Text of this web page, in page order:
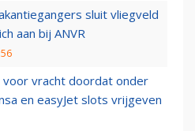
sluit vliegveld
aan bij ANVR
vracht doordat onder
en easyJet slots vrijgeven